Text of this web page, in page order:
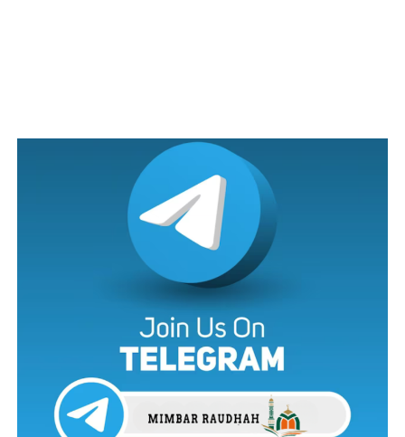
melihat seorang kanak-kanak kecil, dengan baik dan
tidak banyak kerenah diam berbaring di dalam kabinet di
bawah gerai bergerak, menghisap puting, kadang-
kadang terpinga-pinga tidak memahami pekerjaan ibu
bapanya yang sedang sibuk.
Dalam dunia kecil yang eksklusif untuk kanak-kanak ini,
ibu bapanya sangat bertimbang rasa ketika meletakkan
tilam nipis dan empuk bersama selimut di bawah kabinet
keras, dan juga menambah kusyen dengan corak bintang
kecil di sisi untuk mengelakkan kanak-kanak itu daripada
terhantuk papan yang keras ketika bergerak tanpa sedar
semasa sedang tidur. Kapsyen gambar itu, “Bersama ibu
bapanya, ini adalah rumah..”